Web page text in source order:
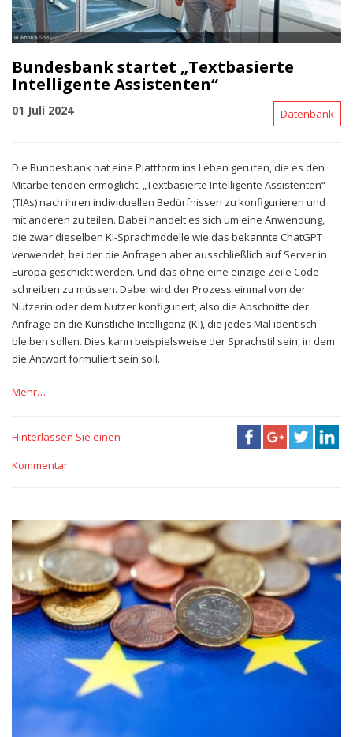
Bundesbank startet „Textbasierte
Intelligente Assistenten“
01 Juli 2024 Datenbank
Die Bundesbank hat eine Plattform ins Leben gerufen, die es den
Mitarbeitenden ermöglicht, „Textbasierte Intelligente Assistenten“
(TIAs) nach ihren individuellen Bedürfnissen zu konfigurieren und
mit anderen zu teilen. Dabei handelt es sich um eine Anwendung,
die zwar dieselben KI-Sprachmodelle wie das bekannte ChatGPT
verwendet, bei der die Anfragen aber ausschließlich auf Server in
Europa geschickt werden. Und das ohne eine einzige Zeile Code
schreiben zu müssen. Dabei wird der Prozess einmal von der
Nutzerin oder dem Nutzer konfiguriert, also die Abschnitte der
Anfrage an die Künstliche Intelligenz (KI), die jedes Mal identisch
bleiben sollen. Dies kann beispielsweise der Sprachstil sein, in dem
die Antwort formuliert sein soll.
Mehr…
Hinterlassen Sie einen
Kommentar